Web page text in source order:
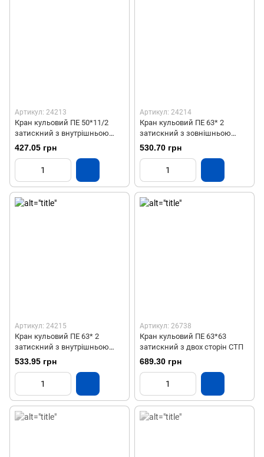
Артикул: 24213
Кран кульовий ПЕ 50*11/2
затискний з внутрішньою
різьбою СТП 22шт
427.05 грн
Артикул: 24214
Кран кульовий ПЕ 63* 2
затискний з зовнішньою
різьбою СТП
530.70 грн
Артикул: 24215
Кран кульовий ПЕ 63* 2
затискний з внутрішньою
різьбою СТП
533.95 грн
Артикул: 26738
Кран кульовий ПЕ 63*63
затискний з двох сторін СТП
689.30 грн